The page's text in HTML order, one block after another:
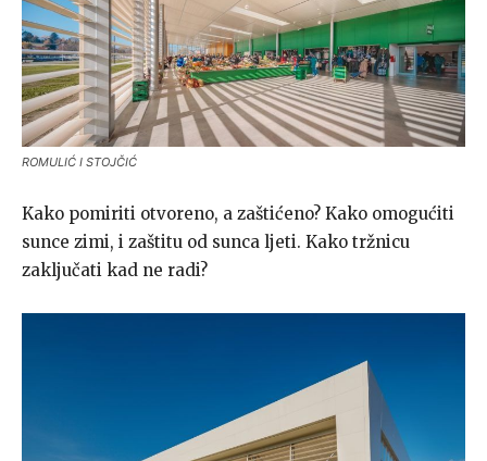
ROMULIĆ I STOJČIĆ
Kako pomiriti otvoreno, a zaštićeno? Kako omogućiti
sunce zimi, i zaštitu od sunca ljeti. Kako tržnicu
zaključati kad ne radi?